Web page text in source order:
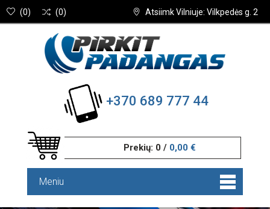
Atsiimk Vilniuje: Vilkpedės g. 2
(0) (0)
+370 689 777 44
Prekių: 0 / 0,00 €
Meniu